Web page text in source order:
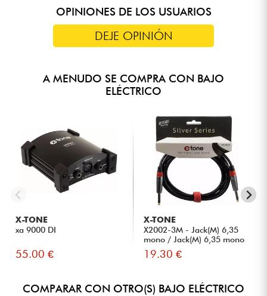
OPINIONES DE LOS USUARIOS
DEJE OPINIÓN
A MENUDO SE COMPRA CON BAJO
ELÉCTRICO
X-TONE
xa 9000 DI
55.00 €
X-TONE
X2002-3M - Jack(M) 6,35
mono / Jack(M) 6,35 mono
S...
19.30 €
COMPARAR CON OTRO(S) BAJO ELÉCTRICO